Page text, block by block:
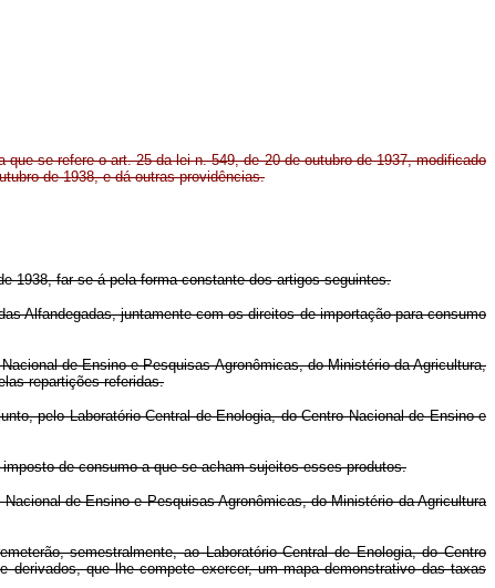
que se refere o art. 25 da lei n. 549, de 20 de outubro de 1937, modificado
de 1938, e dá outras providências.
1938, far-se-á pela forma constante dos artigos seguintes.
Alfandegadas, juntamente com os direitos de importação para consumo
de Ensino e Pesquisas Agronômicas, do Ministério da Agricultura,
repartições referidas.
pelo Laboratório Central de Enologia, do Centro Nacional de Ensino e
de consumo a que se acham sujeitos esses produtos.
de Ensino e Pesquisas Agronômicas, do Ministério da Agricultura
semestralmente, ao Laboratório Central de Enologia, do Centro
que lhe compete exercer, um mapa demonstrativo das taxas